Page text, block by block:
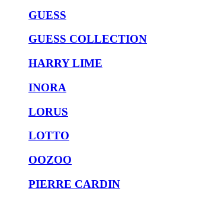
GUESS
GUESS COLLECTION
HARRY LIME
INORA
LORUS
LOTTO
OOZOO
PIERRE CARDIN